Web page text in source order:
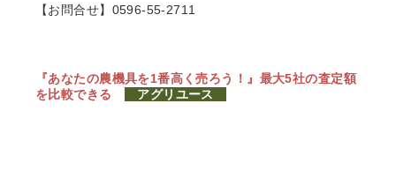
【お問合せ】0596-55-2711
『あなたの農機具を1番高く売ろう！』 最大5社の査定額
を比較できる
アグリユース